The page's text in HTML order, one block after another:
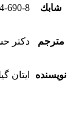
شابك 690-8
مترجم دکتر
نویسنده ایتان